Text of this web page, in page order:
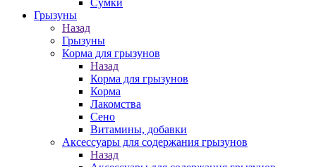
Сумки
Грызуны
Назад
Грызуны
Корма для грызунов
Назад
Корма для грызунов
Корма
Лакомства
Сено
Витамины, добавки
Аксессуары для содержания грызунов
Назад